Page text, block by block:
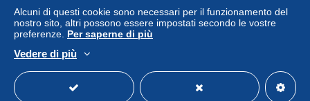
1-100 gr Europa €6.00. World €7.00. USA 10.50.
101-250 gr Europa €8.00. World €9.50.
251-500 gr Europa €10.00. World €14.50.
501-1000 gr Europa €14.00. World €25.00.
1001-2000 gr Europa €24.00. World €38.00.
Alcuni di questi cookie sono necessari per il funzionamento del
nostro sito, altri possono essere impostati secondo le vostre
preferenze. Per saperne di più
Vedere di più